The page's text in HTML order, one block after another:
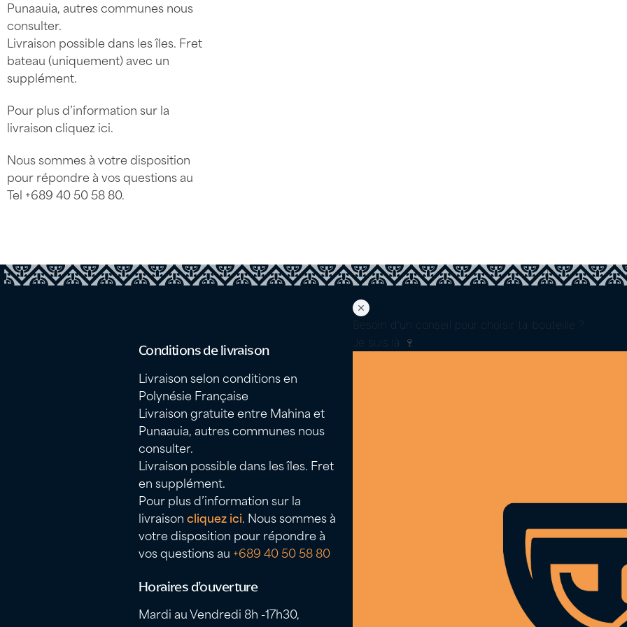
Punaauia, autres communes nous
consulter.
Livraison possible dans les îles. Fret
bateau (uniquement) avec un
supplément.
Pour plus d’information sur la
livraisoncliquez ici.
Nous sommes à votre disposition
pour répondre à vos questions au
Tel +689 40 50 58 80.
Conditions de livraison
Livraison selon conditions en
Polynésie Française
Livraison gratuite entre Mahina et
Punaauia, autres communes nous
consulter.
Livraison possible dans les îles. Fret
en supplément.
Pour plus d’information sur la
livraisoncliquez ici. Nous sommes à
votre disposition pour répondre à
vos questions au +689 40 50 58 80
Horaires d’ouverture
Mardi au Vendredi 8h -17h30,
40 50 58 80
NEWSLETTER
Besoin d'un conseil pour choisir ta bouteille ?
Je suis là 🍷